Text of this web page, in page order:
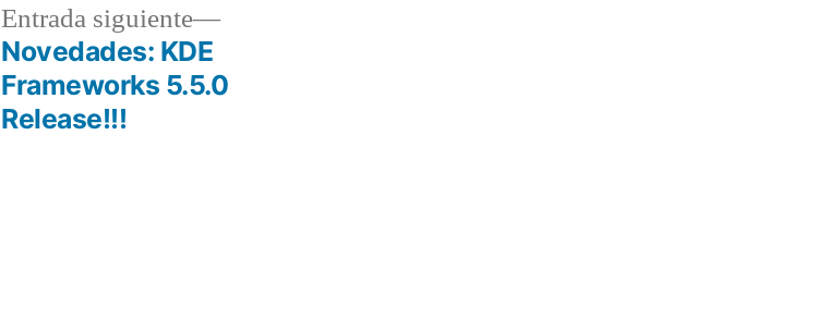
Entrada siguiente
Entrada
Novedades: KDE
Frameworks 5.5.0
Release!!!